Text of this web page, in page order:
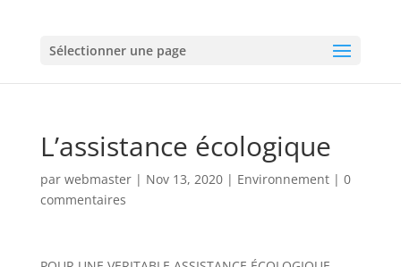
Sélectionner une page
L’assistance écologique
par webmaster| Nov 13, 2020| Environnement| 0
commentaires